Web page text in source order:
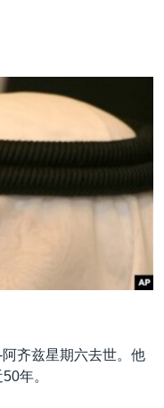
齐兹星期六去世。他
年。